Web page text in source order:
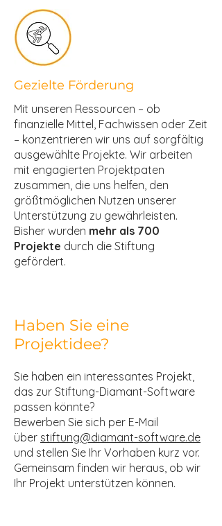
Gezielte Förderung
Mit unseren Ressourcen – ob
finanzielle Mittel, Fachwissen oder Zeit
– konzentrieren wir uns auf sorgfältig
ausgewählte Projekte. Wir arbeiten
mit engagierten Projektpaten
zusammen, die uns helfen, den
größtmöglichen Nutzen unserer
Unterstützung zu gewährleisten.
Bisher wurden mehr als 700
Projekte durch die Stiftung
gefördert.
Haben Sie eine
Projektidee?
Sie haben ein interessantes Projekt,
das zur Stiftung-Diamant-Software
passen könnte?
Bewerben Sie sich per E-Mail
über stiftung@diamant-software.de
und stellen Sie Ihr Vorhaben kurz vor.
Gemeinsam finden wir heraus, ob wir
Ihr Projekt unterstützen können.